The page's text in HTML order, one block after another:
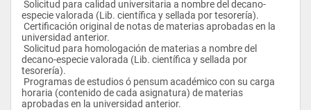
especie valorada (Lib. científica y sellada por tesorería).
universidad anterior.
decano-especie valorada (Lib. científica y sellada por
tesorería).
horaria (contenido de cada asignatura) de materias
aprobadas en la universidad anterior.